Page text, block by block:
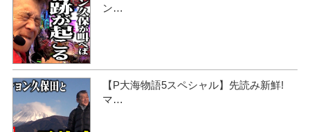
ン…
【P大海物語5スペシャル】先読み新鮮!
マ…